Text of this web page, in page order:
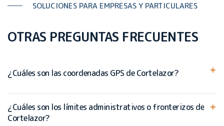
SOLUCIONES PARA EMPRESAS Y PARTICULARES
OTRAS PREGUNTAS FRECUENTES
¿Cuáles son las coordenadas GPS de Cortelazor?
¿Cuáles son los límites administrativos o fronterizos de
Cortelazor?